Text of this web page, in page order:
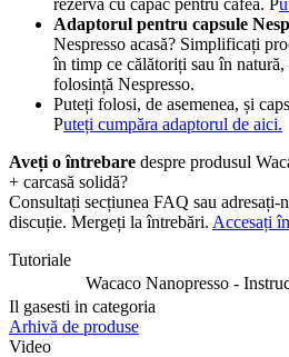
rezervă cu capac pentru cafea. P
Adaptorul pentru capsule
Nespresso acasă? Simplificați
în timp ce călătoriți sau în
folosință Nespresso.
Puteți folosi, de asemenea, și
Puteți cumpăra adaptorul de aici.
Aveți o întrebare despre produsul
+ carcasă solidă?
Consultați secțiunea FAQ sau adresați-
discuție. Mergeți la întrebări. Accesați
Tutoriale
Wacaco Nanopresso -
Il gasesti in categoria
Arhivă de produse
Video